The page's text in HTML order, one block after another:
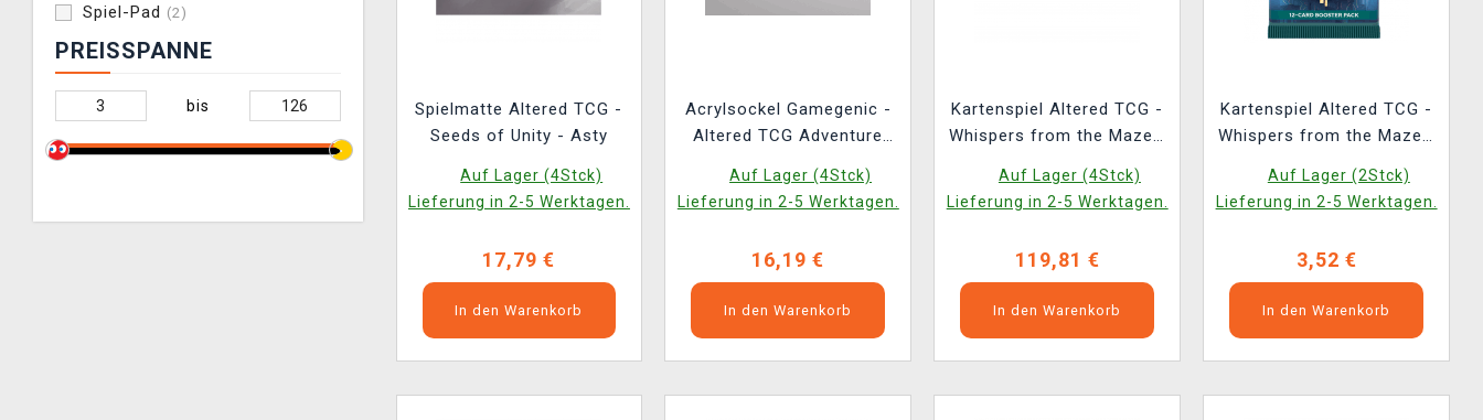
Spiel-Pad (2)
PREISSPANNE
bis
Spielmatte Altered TCG -
Seeds of Unity - Asty
Auf Lager (4Stck)
Lieferung in 2-5 Werktagen.
17,79 €
In den Warenkorb
Acrylsockel Gamegenic -
Altered TCG Adventure
Auf Lager (4Stck)
Lieferung in 2-5 Werktagen.
16,19 €
In den Warenkorb
Kartenspiel Altered TCG -
Whispers from the Maze -
(ENGLISCHE VERSION)
Auf Lager (4Stck)
Lieferung in 2-5 Werktagen.
119,81 €
In den Warenkorb
Kartenspiel Altered TCG -
Whispers from the Maze -
VERSION)
Auf Lager (2Stck)
Lieferung in 2-5 Werktagen.
3,52 €
In den Warenkorb